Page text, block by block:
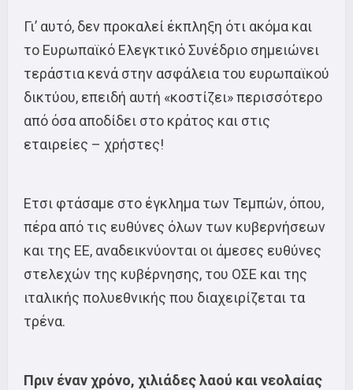
Γι’ αυτό, δεν προκαλεί έκπληξη ότι ακόμα και
το Ευρωπαϊκό Ελεγκτικό Συνέδριο σημειώνει
τεράστια κενά στην ασφάλεια του ευρωπαϊκού
δικτύου, επειδή αυτή «κοστίζει» περισσότερο
από όσα αποδίδει στο κράτος και στις
εταιρείες – χρήστες!
Ετσι φτάσαμε στο έγκλημα των Τεμπών, όπου,
πέρα από τις ευθύνες όλων των κυβερνήσεων
και της ΕΕ, αναδεικνύονται οι άμεσες ευθύνες
στελεχών της κυβέρνησης, του ΟΣΕ και της
ιταλικής πολυεθνικής που διαχειρίζεται τα
τρένα.
Πριν έναν χρόνο, χιλιάδες λαού και νεολαίας